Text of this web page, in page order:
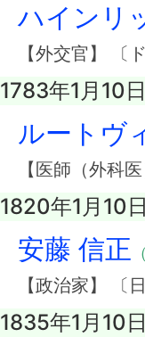
ハインリ
【外交官】 〔
1783年1月10
ルートヴ
【医師（外科
1820年1月10日
安藤 信正
【政治家】 〔
1835年1月10日